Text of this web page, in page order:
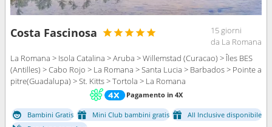
Costa Fascinosa
15 giorni
da La Romana
La Romana > Isola Catalina > Aruba > Willemstad (Curacao) > Îles BES
(Antilles) > Cabo Rojo > La Romana > Santa Lucia > Barbados > Pointe a
pitre(Guadalupa) > St. Kitts > Tortola > La Romana
Pagamento in 4X
Bambini Gratis Mini Club bambini gratis
All Inclusive disponibile